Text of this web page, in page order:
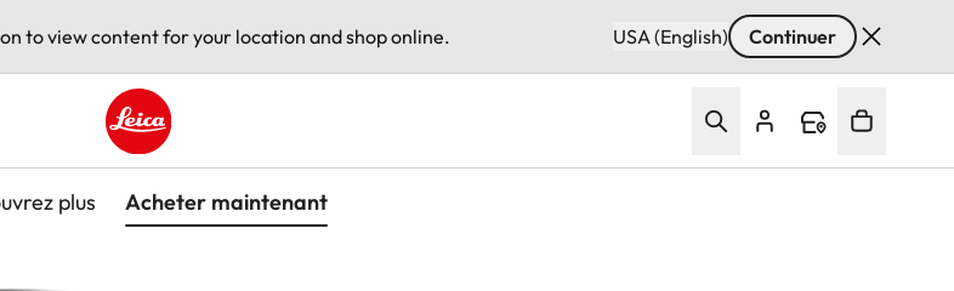
to view content for your location and shop online. USA (English) Continuer
Leica logo - Home
plus Acheter maintenant